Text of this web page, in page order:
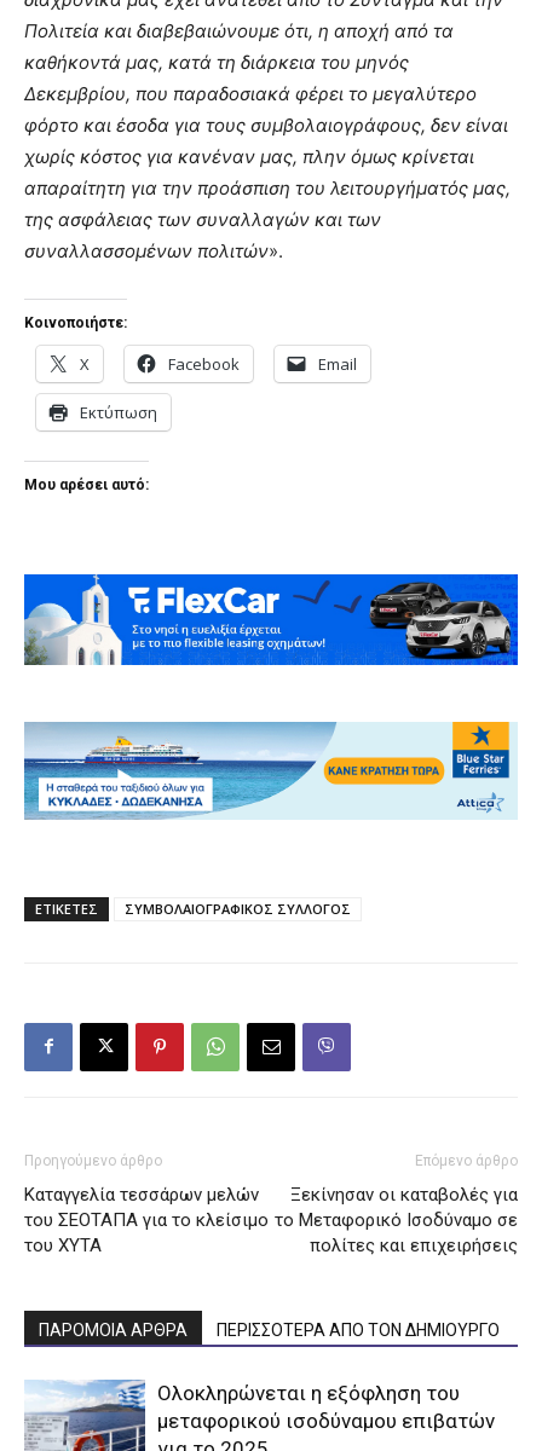
Πολιτεία και διαβεβαιώνουμε ότι, η αποχή από τα
καθήκοντά μας, κατά τη διάρκεια του μηνός
Δεκεμβρίου, που παραδοσιακά φέρει το μεγαλύτερο
φόρτο και έσοδα για τους συμβολαιογράφους, δεν είναι
χωρίς κόστος για κανέναν μας, πλην όμως κρίνεται
απαραίτητη για την προάσπιση του λειτουργήματός μας,
της ασφάλειας των συναλλαγών και των
συναλλασσομένων πολιτών».
Κοινοποιήστε:
X Facebook Email
Εκτύπωση
Μου αρέσει αυτό:
ΕΤΙΚΕΤΕΣ ΣΥΜΒΟΛΑΙΟΓΡΑΦΙΚΟΣ ΣΥΛΛΟΓΟΣ
Προηγούμενο άρθρο
Καταγγελία τεσσάρων μελών
του ΣΕΟΤΑΠΑ για το κλείσιμο
του ΧΥΤΑ
Επόμενο άρθρο
Ξεκίνησαν οι καταβολές για
το Μεταφορικό Ισοδύναμο σε
πολίτες και επιχειρήσεις
ΠΑΡΟΜΟΙΑ ΑΡΘΡΑ ΠΕΡΙΣΣΟΤΕΡΑ ΑΠΟ ΤΟΝ ΔΗΜΙΟΥΡΓΟ
Ολοκληρώνεται η εξόφληση του
μεταφορικού ισοδύναμου επιβατών